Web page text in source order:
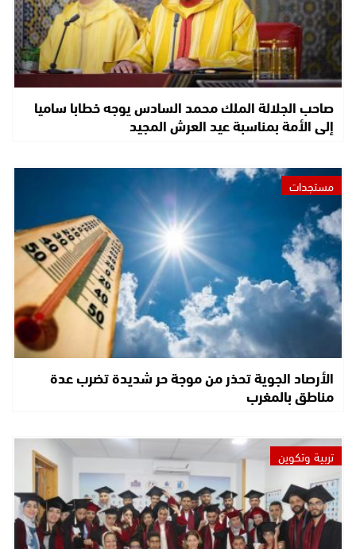
صاحب الجلالة الملك محمد السادس يوجه خطابا ساميا
إلى الأمة بمناسبة عيد العرش المجيد
مستجدات
الأرصاد الجوية تحذر من موجة حر شديدة تضرب عدة
مناطق بالمغرب
تربية وتكوين